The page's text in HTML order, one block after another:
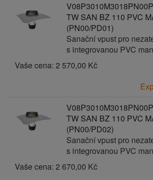
TW SAN BZ 110 PVC
(PN00/PD01)
Sanační vpust pro
s integrovanou PVC
Vaše cena: 2 570,00 Kč
TW SAN BZ 110 PVC
(PN00/PD02)
Sanační vpust pro
s integrovanou PVC
Vaše cena: 2 670,00 Kč